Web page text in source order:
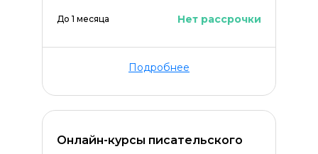
До 1 месяца Нет рассрочки
Подробнее
Онлайн-курсы писательского